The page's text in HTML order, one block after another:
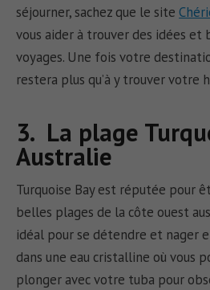
séjourner, sachez que le site
vous aider à trouver des idées et
voyages. Une fois votre
restera plus qu’à y trouver votre
3. La plage
Australie
Turquoise Bay est réputée pour
belles plages de la côte ouest
idéal pour se détendre et nager
dans une eau cristalline où vous
plonger avec votre tuba pour